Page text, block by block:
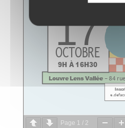
Page 1 / 2